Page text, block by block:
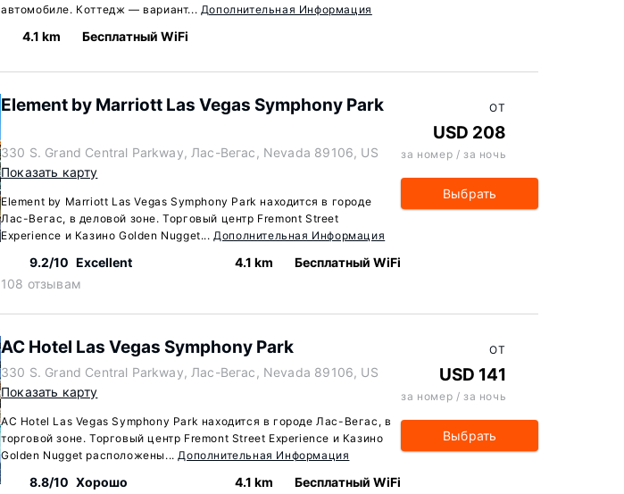
автомобиле. Коттедж — вариант... Дополнительная Информация
4.1 km Бесплатный WiFi
Element by Marriott Las Vegas Symphony Park
330 S. Grand Central Parkway, Лас-Вегас, Nevada 89106, US
Показать карту
Element by Marriott Las Vegas Symphony Park находится в городе
Лас-Вегас, в деловой зоне. Торговый центр Fremont Street
Experience и Казино Golden Nugget...Дополнительная Информация
9.2/10 Excellent
108 отзывам
4.1 km Бесплатный WiFi
ОТ
USD 208
за номер / за ночь
Выбрать
AC Hotel Las Vegas Symphony Park
330 S. Grand Central Parkway, Лас-Вегас, Nevada 89106, US
Показать карту
AC Hotel Las Vegas Symphony Park находится в городе Лас-Вегас, в
торговой зоне. Торговый центр Fremont Street Experience и Казино
Golden Nugget расположены...Дополнительная Информация
8.8/10 Хорошо
4.1 km Бесплатный WiFi
ОТ
USD 141
за номер / за ночь
Выбрать